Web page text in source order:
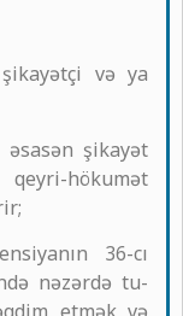
və ya
əsasən şikayət
hökumət
36-cı
nəzərdə tu-